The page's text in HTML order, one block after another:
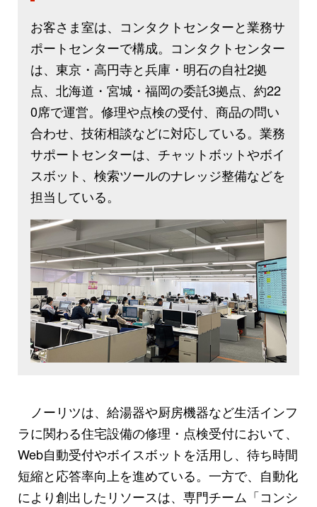
お客さま室は、コンタクトセンターと業務サ
ポートセンターで構成。コンタクトセンター
は、東京・高円寺と兵庫・明石の自社2拠
点、北海道・宮城・福岡の委託3拠点、約22
0席で運営。修理や点検の受付、商品の問い
合わせ、技術相談などに対応している。業務
サポートセンターは、チャットボットやボイ
スボット、検索ツールのナレッジ整備などを
担当している。
ノーリツは、給湯器や厨房機器など生活インフ
ラに関わる住宅設備の修理・点検受付において、
Web自動受付やボイスボットを活用し、待ち時間
短縮と応答率向上を進めている。一方で、自動化
により創出したリソースは、専門チーム「コンシ